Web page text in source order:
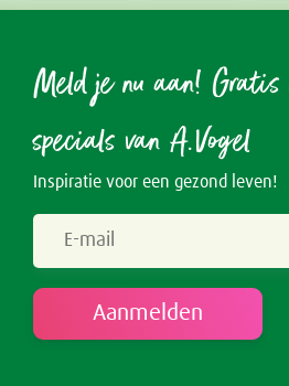
Meld je nu aan! Gratis
specials van A.Vogel
Inspiratie voor een gezond leven!